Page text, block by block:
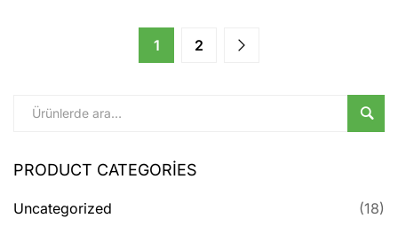
1 2
Ara
PRODUCT CATEGORIES
Uncategorized (18)